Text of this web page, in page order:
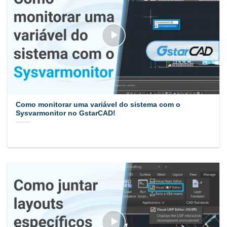
Como monitorar uma variável do sistema com o
Sysvarmonitor no GstarCAD!